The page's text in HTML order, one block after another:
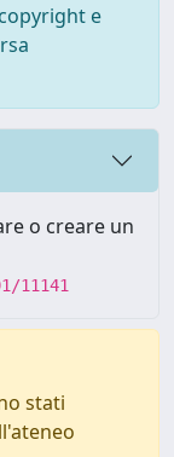
e
o creare un
11141
stati